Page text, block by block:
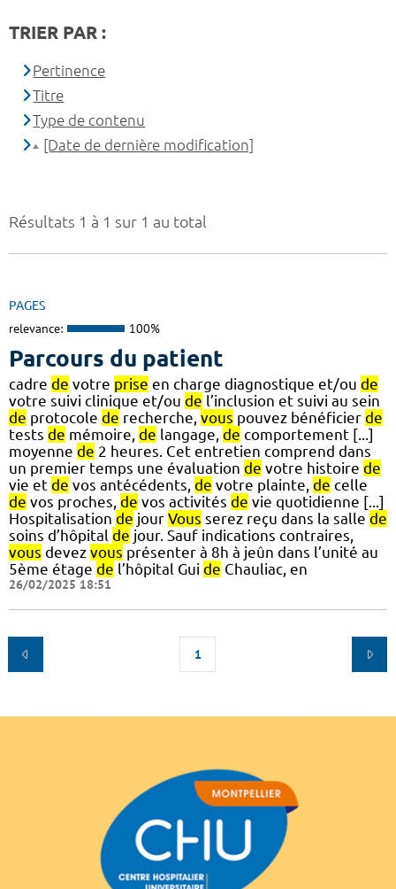
Résultats 1 à 1 sur 1 au total
PAGES
relevance: 100%
Parcours du patient
cadre de votre prise en charge diagnostique et/ou de
votre suivi clinique et/ou de l’inclusion et suivi au sein
de protocole de recherche, vous pouvez bénéficier de
tests de mémoire, de langage, de comportement [...]
moyenne de 2 heures. Cet entretien comprend dans
un premier temps une évaluation de votre histoire de
vie et de vos antécédents, de votre plainte, de celle
de vos proches, de vos activités de vie quotidienne [...]
Hospitalisation de jour Vous serez reçu dans la salle de
soins d’hôpital de jour. Sauf indications contraires,
vous devez vous présenter à 8h à jeûn dans l’unité au
5ème étage de l’hôpital Gui de Chauliac, en
26/02/2025 18:51
1
TRIER PAR :
Pertinence
Titre
Type de contenu
[Date de dernière modification]